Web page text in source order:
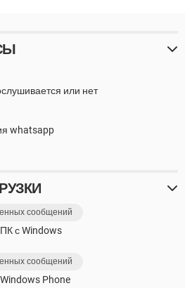
или нет
whatsapp
сообщений
с Windows
сообщений
Phone